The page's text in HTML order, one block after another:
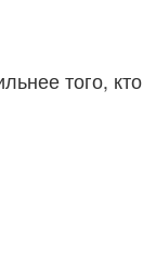
того, кто